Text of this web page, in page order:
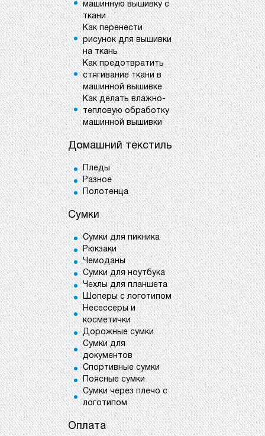
машинную вышивку с
ткани
Как перенести
рисунок для вышивки
на ткань
Как предотвратить
стягивание ткани в
машинной вышивке
Как делать влажно-
тепловую обработку
машинной вышивки
Домашний текстиль
Пледы
Разное
Полотенца
Сумки
Сумки для пикника
Рюкзаки
Чемоданы
Сумки для ноутбука
Чехлы для планшета
Шоперы с логотипом
Несессеры и
косметички
Дорожные сумки
Сумки для
документов
Спортивные сумки
Поясные сумки
Сумки через плечо с
логотипом
Оплата